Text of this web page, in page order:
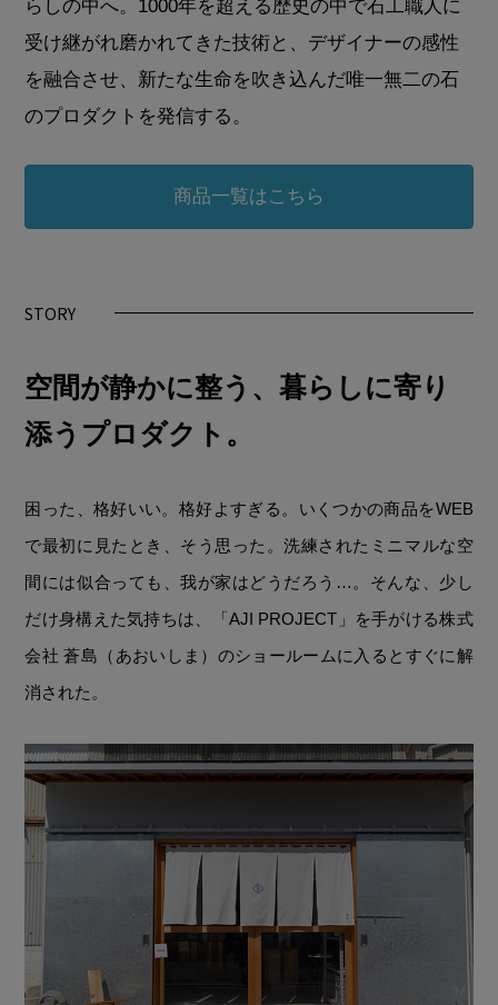
らしの中へ。1000年を超える歴史の中で石工職人に
受け継がれ磨かれてきた技術と、デザイナーの感性
を融合させ、新たな生命を吹き込んだ唯一無二の石
のプロダクトを発信する。
商品一覧はこちら
STORY
空間が静かに整う、暮らしに寄り
添うプロダクト。
困った、格好いい。格好よすぎる。いくつかの商品をWEB
で最初に見たとき、そう思った。洗練されたミニマルな空
間には似合っても、我が家はどうだろう…。そんな、少し
だけ身構えた気持ちは、「AJI PROJECT」を手がける株式
会社 蒼島（あおいしま）のショールームに入るとすぐに解
消された。